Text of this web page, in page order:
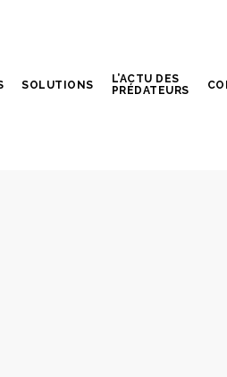
SOLUTIONS
L’ACTU DES
PRÉDATEURS